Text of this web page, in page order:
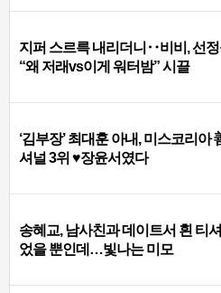
지퍼 스르륵 내리더니‥비비, 선
“왜 저래vs이게 워터밤” 시끌
‘김부장’ 최대훈 아내, 미스코리아
셔널 3위 ♥장윤서였다
송혜교, 남사친과 데이트서 흰 티
었을 뿐인데…빛나는 미모